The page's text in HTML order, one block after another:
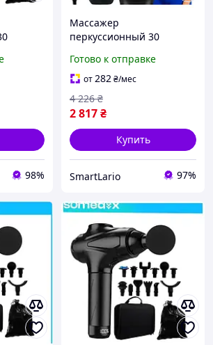
98%
Массажер
перкуссионный 30
тела черный ISOMEDIX
LS-2033
Готово к отправке
от282₴/мес
2 817₴
4 226 ₴
Купить
SmartLario 97%